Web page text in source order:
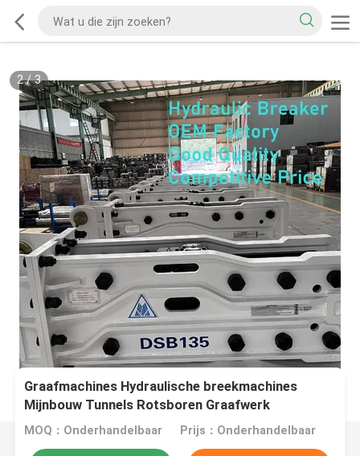
2/3
Graafmachines Hydraulische breekmachines
Mijnbouw Tunnels Rotsboren Graafwerk
Betonbreken Demontageapparatuur
MOQ：Onderhandelbaar Prijs：Onderhandelbaar